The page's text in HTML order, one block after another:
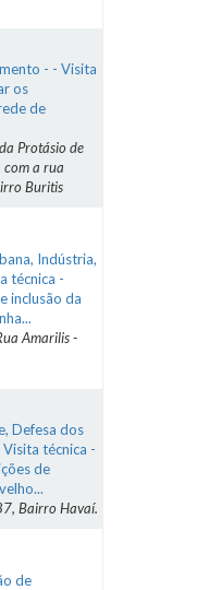
- - Visita
os
de
Protásio de
com a rua
Buritis
Indústria,
técnica -
inclusão da
Amarilis -
Defesa dos
técnica -
de
Bairro Havaí.
de